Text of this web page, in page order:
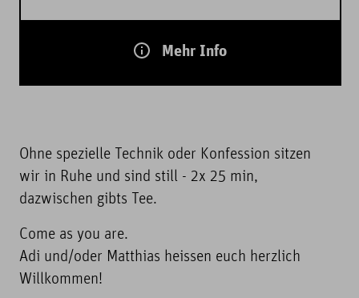
Mehr Info
Ohne spezielle Technik oder Konfession sitzen
wir in Ruhe und sind still - 2x 25 min,
dazwischen gibts Tee.
Come as you are.
Adi und/oder Matthias heissen euch herzlich
Willkommen!